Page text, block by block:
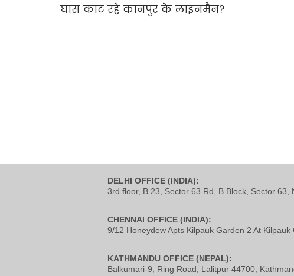
DELHI OFFICE (INDIA):
3rd floor, B 23, Sector 63 Rd, B Block, Sector
CHENNAI OFFICE (INDIA):
9/12 Honeydew Apts Kilpauk Garden 2 At Kilpauk
KATHMANDU OFFICE (NEPAL):
Balkumari-9, Ring Road, Lalitpur 44700,